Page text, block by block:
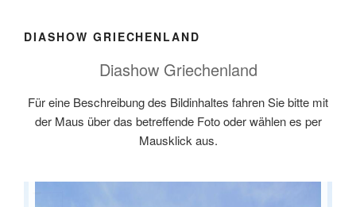
DIASHOW GRIECHENLAND
Diashow Griechenland
Für eine Beschreibung des Bildinhaltes fahren Sie bitte mit
der Maus über das betreffende Foto oder wählen es per
Mausklick aus.